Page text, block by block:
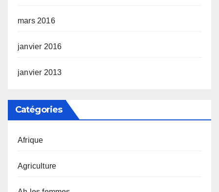
mars 2016
janvier 2016
janvier 2013
Catégories
Afrique
Agriculture